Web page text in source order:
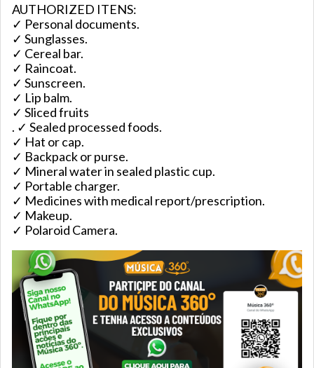
AUTHORIZED ITENS:
✓ Personal documents.
✓ Sunglasses.
✓ Cereal bar.
✓ Raincoat.
✓ Sunscreen.
✓ Lip balm.
✓ Sliced fruits
. ✓ Sealed processed foods.
✓ Hat or cap.
✓ Backpack or purse.
✓ Mineral water in sealed plastic cup.
✓ Portable charger.
✓ Medicines with medical report/prescription.
✓ Makeup.
✓ Polaroid Camera.